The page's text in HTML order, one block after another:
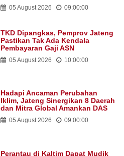
05 August 2026 09:00:00
TKD Dipangkas, Pemprov Jateng
Pastikan Tak Ada Kendala
Pembayaran Gaji ASN
05 August 2026 10:00:00
Hadapi Ancaman Perubahan
Iklim, Jateng Sinergikan 8 Daerah
dan Mitra Global Amankan DAS
05 August 2026 09:00:00
Perantau di Kaltim Dapat Mudik